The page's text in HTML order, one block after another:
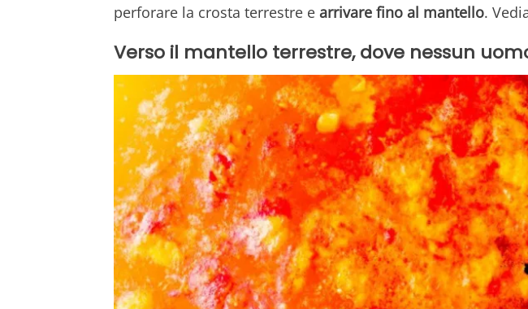
perforare la crosta terrestre e arrivare fino al mantello.
Verso il mantello terrestre, dove nessun